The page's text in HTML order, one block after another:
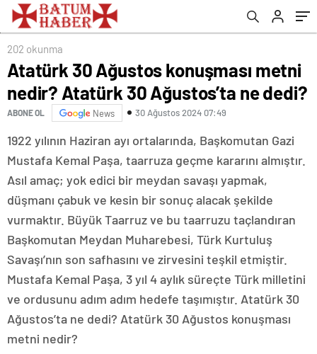
202 okunma
Atatürk 30 Ağustos konuşması metni
nedir? Atatürk 30 Ağustos’ta ne dedi?
ABONE OL News 30 Ağustos 2024 07:49
1922 yılının Haziran ayı ortalarında, Başkomutan Gazi
Mustafa Kemal Paşa, taarruza geçme kararını almıştır.
Asıl amaç; yok edici bir meydan savaşı yapmak,
düşmanı çabuk ve kesin bir sonuç alacak şekilde
vurmaktır. Büyük Taarruz ve bu taarruzu taçlandıran
Başkomutan Meydan Muharebesi, Türk Kurtuluş
Savaşı’nın son safhasını ve zirvesini teşkil etmiştir.
Mustafa Kemal Paşa, 3 yıl 4 aylık süreçte Türk milletini
ve ordusunu adım adım hedefe taşımıştır. Atatürk 30
Ağustos’ta ne dedi? Atatürk 30 Ağustos konuşması
metni nedir?
Görüntülere Sahne Oldu